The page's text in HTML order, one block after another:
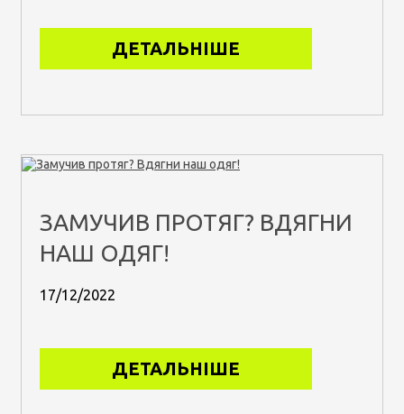
ДЕТАЛЬНІШЕ
ЗАМУЧИВ ПРОТЯГ? ВДЯГНИ
НАШ ОДЯГ!
17/12/2022
ДЕТАЛЬНІШЕ